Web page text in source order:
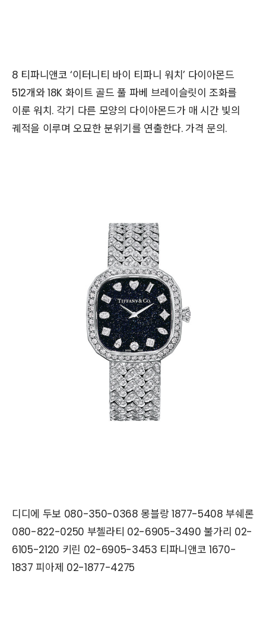
8 티파니앤코 ‘이터니티 바이 티파니 워치’ 다이아몬드
512개와 18K 화이트 골드 풀 파베 브레이슬릿이 조화를
이룬 워치. 각기 다른 모양의 다이아몬드가 매 시간 빛의
궤적을 이루며 오묘한 분위기를 연출한다. 가격 문의.
디디에 두보 080-350-0368 몽블랑 1877-5408 부쉐론
080-822-0250 부첼라티 02-6905-3490 불가리 02-
6105-2120 키린 02-6905-3453 티파니앤코 1670-
1837 피아제 02-1877-4275